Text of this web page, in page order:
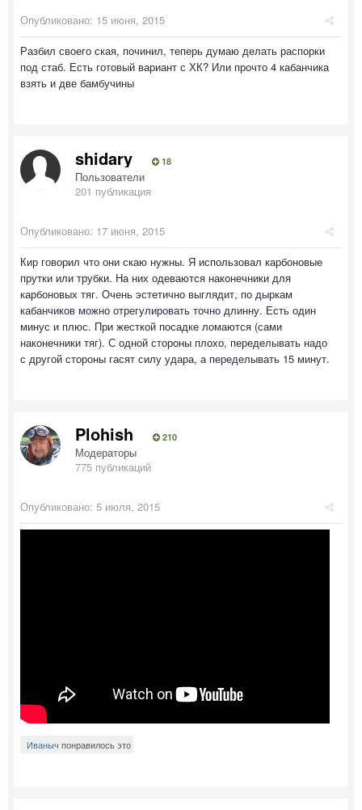
Опубликовано: 15 июня, 2015
Разбил своего ская, починил, теперь думаю делать распорки
под стаб. Есть готовый вариант с ХК? Или прочто 4 кабанчика
взять и две бамбучины
shidary 18
Пользователи
201 публикация
Опубликовано: 17 июня, 2015
Кир говорил что они скаю нужны. Я использовал карбоновые
прутки или трубки. На них одеваются наконечники для
карбоновых тяг. Очень эстетично выглядит, по дыркам
кабанчиков можно отрегулировать точно длинну. Есть один
минус и плюс. При жесткой посадке ломаются (сами
наконечники тяг). С одной стороны плохо, переделывать надо
с другой стороны гасят силу удара, а переделывать 15 минут.
Plohish 210
Модераторы
775 публикаций
Опубликовано: 5 июля, 2015
Иваныч понравилось это